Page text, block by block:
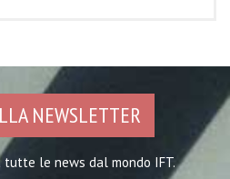
NEWSLETTER
tutte le news dal mondo IFT.